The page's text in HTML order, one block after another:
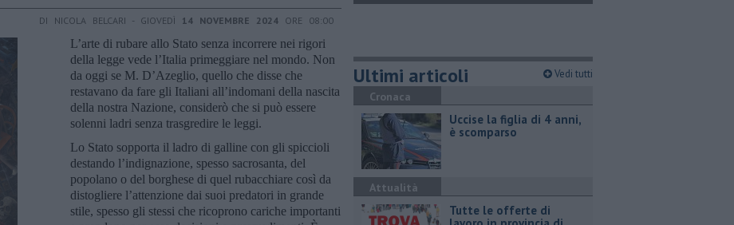
DI NICOLA BELCARI - GIOVEDÌ 14 NOVEMBRE 2024 ORE 08:00
L’arte di rubare allo Stato senza incorrere nei rigori
della legge vede l’Italia primeggiare nel mondo. Non
da oggi se M. D’Azeglio, quello che disse che
restavano da fare gli Italiani all’indomani della nascita
della nostra Nazione, considerò che si può essere
solenni ladri senza trasgredire le leggi.
Lo Stato sopporta il ladro di galline con gli spiccioli
destando l’indignazione, spesso sacrosanta, del
popolano o del borghese di quel rubacchiare così da
distogliere l’attenzione dai suoi predatori in grande
stile, spesso gli stessi che ricoprono cariche importanti
Ultimi articoli Vedi tutti
Cronaca
Uccise la figlia di 4 anni,
è scomparso
Attualità
​Tutte le offerte di